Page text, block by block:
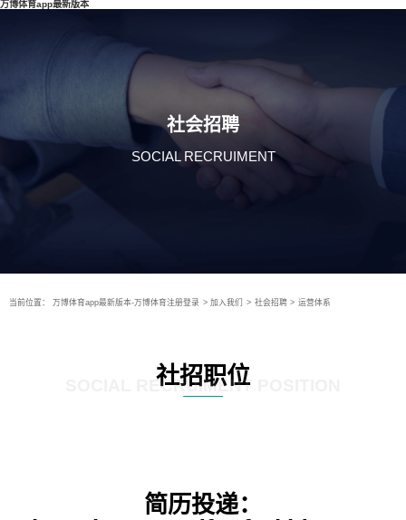
万博体育app最新版本
社会招聘
SOCIAL RECRUIMENT
当前位置： 万博体育app最新版本-万博体育注册登录 > 加入我们 > 社会招聘 > 运营体系
社招职位
SOCIAL RECRUIMENT POSITION
简历投递：